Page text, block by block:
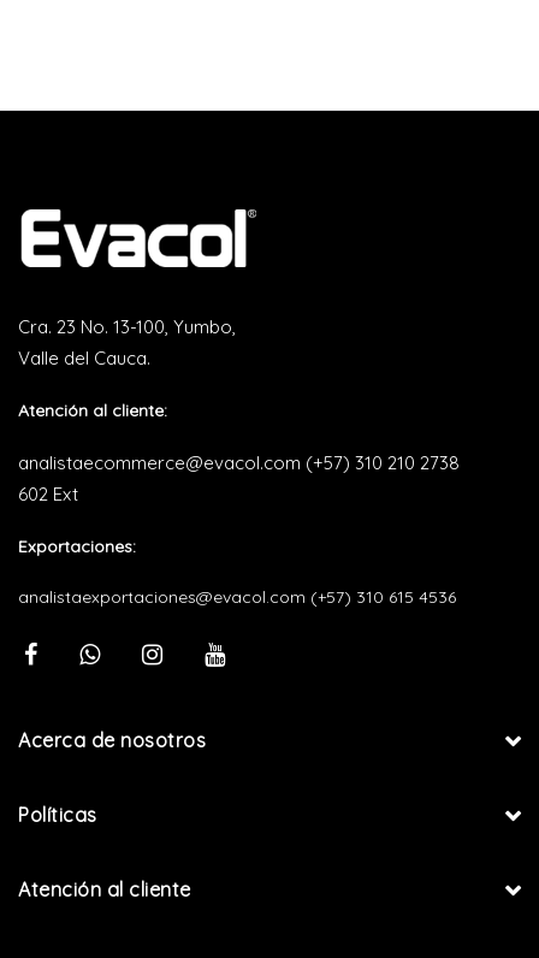
Cra. 23 No. 13-100, Yumbo,
Valle del Cauca.
Atención al cliente:
analistaecommerce@evacol.com (+57) 310 210 2738
602 Ext
Exportaciones:
analistaexportaciones@evacol.com (+57) 310 615 4536
Acerca de nosotros
Políticas
Atención al cliente